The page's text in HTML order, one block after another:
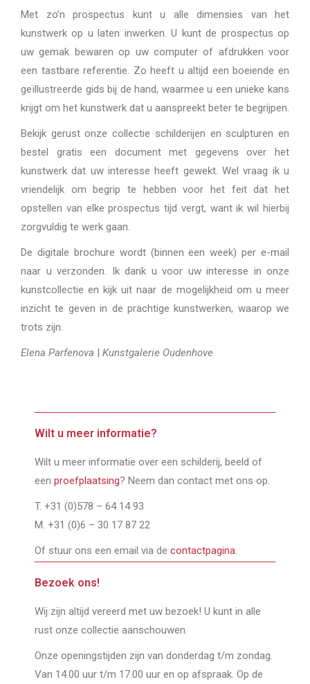
Met zo’n prospectus kunt u alle dimensies van het
kunstwerk op u laten inwerken. U kunt de prospectus op
uw gemak bewaren op uw computer of afdrukken voor
een tastbare referentie. Zo heeft u altijd een boeiende en
geïllustreerde gids bij de hand, waarmee u een unieke kans
krijgt om het kunstwerk dat u aanspreekt beter te begrijpen.
Bekijk gerust onze collectie schilderijen en sculpturen en
bestel gratis een document met gegevens over het
kunstwerk dat uw interesse heeft gewekt. Wel vraag ik u
vriendelijk om begrip te hebben voor het feit dat het
opstellen van elke prospectus tijd vergt, want ik wil hierbij
zorgvuldig te werk gaan.
De digitale brochure wordt (binnen een week) per e-mail
naar u verzonden. Ik dank u voor uw interesse in onze
kunstcollectie en kijk uit naar de mogelijkheid om u meer
inzicht te geven in de prachtige kunstwerken, waarop we
trots zijn.
Elena Parfenova Kunstgalerie Oudenhove
Wilt u meer informatie?
Wilt u meer informatie over een schilderij, beeld of
een proefplaatsing? Neem dan contact met ons op.
T. +31 (0)578 – 64 14 93
M. +31 (0)6 – 30 17 87 22
Of stuur ons een email via de contactpagina.
Bezoek ons!
Wij zijn altijd vereerd met uw bezoek! U kunt in alle
rust onze collectie aanschouwen.
Onze openingstijden zijn van donderdag t/m zondag.
Van 14.00 uur t/m 17.00 uur en op afspraak. Op de